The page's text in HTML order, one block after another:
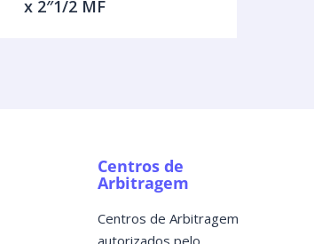
x 2″1/2 MF
Centros de
Arbitragem
Centros de Arbitragem
autorizados pelo